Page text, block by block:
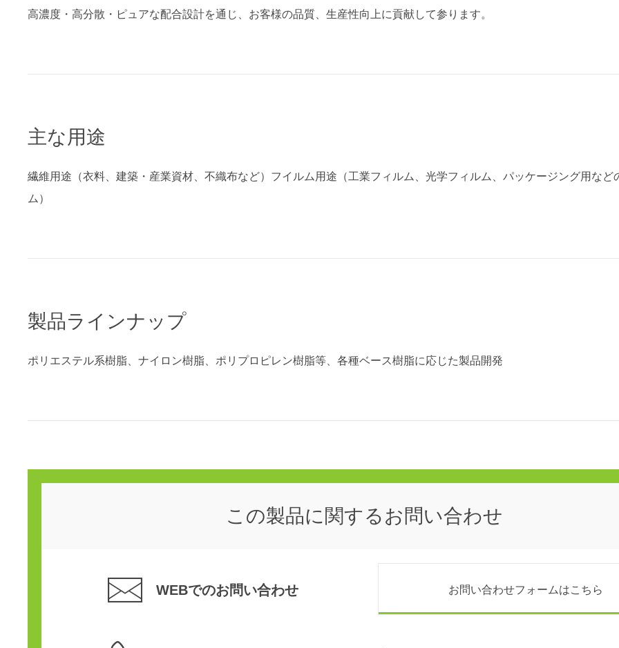
高濃度・高分散・ピュアな配合設計を通じ、お客様の品質、生産性向上に貢献して参ります。
主な用途
繊維用途（衣料、建築・産業資材、不織布など）フイルム用途（工業フィルム、光学フィルム、パッケージング用など
ム）
製品ラインナップ
ポリエステル系樹脂、ナイロン樹脂、ポリプロピレン樹脂等、各種ベース樹脂に応じた製品開発
この製品に関するお問い合わせ
WEBでのお問い合わせ お問い合わせフォームはこちら